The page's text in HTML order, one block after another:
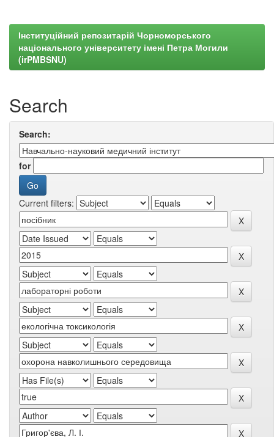
Інституційний репозитарій Чорноморського
національного університету імені Петра Могили
(irPMBSNU)
Search
Search:
for
Current filters: